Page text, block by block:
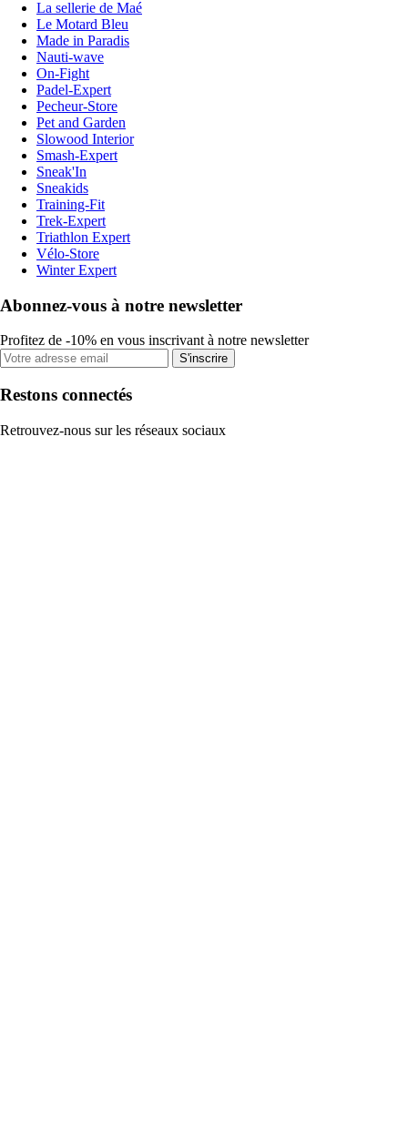
La sellerie de Maé
Le Motard Bleu
Made in Paradis
Nauti-wave
On-Fight
Padel-Expert
Pecheur-Store
Pet and Garden
Slowood Interior
Smash-Expert
Sneak'In
Sneakids
Training-Fit
Trek-Expert
Triathlon Expert
Vélo-Store
Winter Expert
Abonnez-vous à notre newsletter
Profitez de -10% en vous inscrivant à notre newsletter
S'inscrire
Restons connectés
Retrouvez-nous sur les réseaux sociaux